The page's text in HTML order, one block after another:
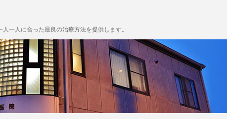
一人に合った最良の治療方法を提供します。